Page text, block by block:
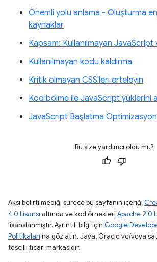
Önemli yolu anlama - Oluşturma
kaynaklar
Kapsam: Kullanılmayan JavaScript
Kullanılmayan kodu kaldırma
Kritik olmayan CSS'leri erteleyin
Kod bölme ile JavaScript yüklerini
JavaScript Başlatma
Bu size yardımcı oldu mu?
Aksi belirtilmediği sürece bu sayfanın içeriği
4.0 Lisansı altında ve kod örnekleri Apache 2.0
lisanslanmıştır. Ayrıntılı bilgi için Google
Politikaları'na göz atın. Java, Oracle ve/veya
tescilli ticari markasıdır.